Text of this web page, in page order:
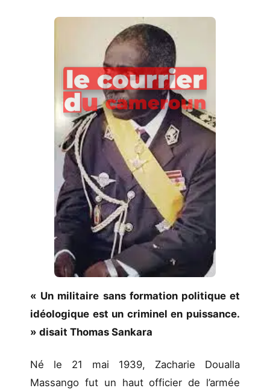
« Un militaire sans formation politique et
idéologique est un criminel en puissance.
» disait Thomas Sankara
Né le 21 mai 1939, Zacharie Doualla
Massango fut un haut officier de l’armée